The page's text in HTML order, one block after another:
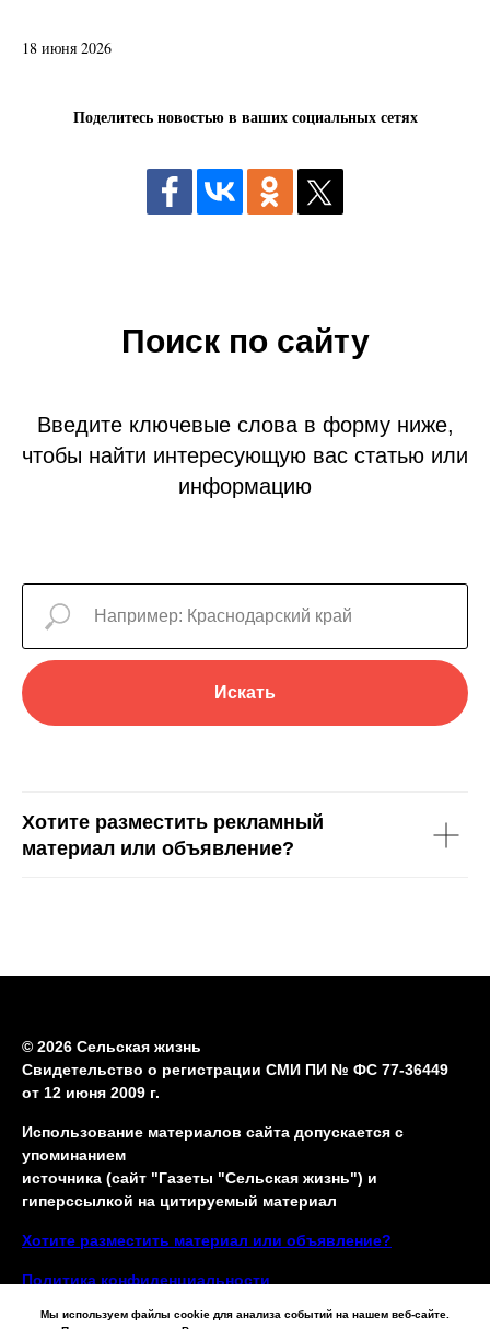
18 июня 2026
Поделитесь новостью в ваших социальных сетях
Поиск по сайту
Введите ключевые слова в форму ниже,
чтобы найти интересующую вас статью или
информацию
Искать
Хотите разместить рекламный
материал или объявление?
© 2026 Сельская жизнь
Свидетельство о регистрации СМИ ПИ № ФС 77-36449
от 12 июня 2009 г.
Использование материалов сайта допускается с
упоминанием
источника (сайт "Газеты "Сельская жизнь") и
гиперссылкой на цитируемый материал
Хотите разместить материал или объявление?
Политика конфиденциальности
Мы используем файлы cookie для анализа событий на нашем веб-сайте.